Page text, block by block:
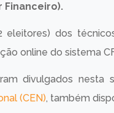
Financeiro).
eleitores) dos
online do sistema
divulgados
(CEN), também